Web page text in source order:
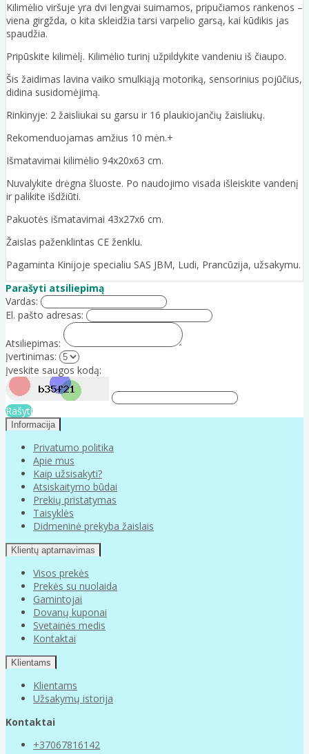
Kilimėlio viršuje yra dvi lengvai suimamos, pripučiamos rankenos –
viena girgžda, o kita skleidžia tarsi varpelio garsą, kai kūdikis jas
spaudžia.
Pripūskite kilimėlį. Kilimėlio turinį užpildykite vandeniu iš čiaupo.
Šis žaidimas lavina vaiko smulkiąją motoriką, sensorinius pojūčius,
didina susidomėjimą.
Rinkinyje: 2 žaisliukai su garsu ir 16 plaukiojančių žaisliukų.
Rekomenduojamas amžius 10 mėn.+
Išmatavimai kilimėlio 94x20x63 cm.
Nuvalykite drėgna šluoste. Po naudojimo visada išleiskite vandenį
ir palikite išdžiūti.
Pakuotės išmatavimai 43x27x6 cm.
Žaislas paženklintas CE ženklu.
Pagaminta Kinijoje specialiu SAS JBM, Ludi, Prancūzija, užsakymu.
Parašyti atsiliepimą
Vardas:
El. pašto adresas:
Atsiliepimas:
Įvertinimas:
Įveskite saugos kodą:
Rašyti
Informacija
Privatumo politika
Apie mus
Kaip užsisakyti?
Atsiskaitymo būdai
Prekių pristatymas
Taisyklės
Didmeninė prekyba žaislais
Klientų aptarnavimas
Visos prekės
Prekės su nuolaida
Gamintojai
Dovanų kuponai
Svetainės medis
Kontaktai
Klientams
Klientams
Užsakymų istorija
Kontaktai
+37067816142